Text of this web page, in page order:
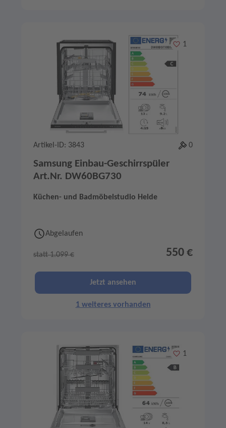
Merken
1
Artikel-ID: 3843 0
Samsung Einbau-Geschirrspüler
Art.Nr. DW60BG730
Küchen- und Badmöbelstudio Helde
Abgelaufen
statt 1.099 € 550 €
Jetzt ansehen
1 weiteres vorhanden
Merken
1